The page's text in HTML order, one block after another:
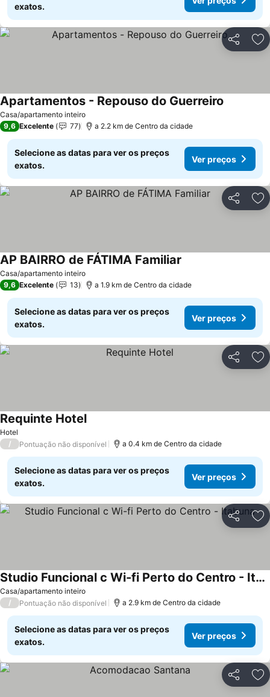
exatos.
Partilhar
Casa/apartamento inteiro
Apartamentos - Repouso do Guerreiro
9,6 Excelente 77 a 2.2 km de Centro da cidade
Selecione as datas para ver os preços
exatos.
Ver preços
Partilhar
Casa/apartamento inteiro
AP BAIRRO de FÁTIMA Familiar
9,6 Excelente 13 a 1.9 km de Centro da cidade
Selecione as datas para ver os preços
exatos.
Ver preços
Partilhar
Hotel
Requinte Hotel
/ Pontuação não disponível a 0.4 km de Centro da cidade
Selecione as datas para ver os preços
exatos.
Ver preços
Partilhar
Casa/apartamento inteiro
Studio Funcional c Wi-fi Perto do Centro - Itabuna
/ Pontuação não disponível a 2.9 km de Centro da cidade
Selecione as datas para ver os preços
exatos.
Ver preços
Partilhar